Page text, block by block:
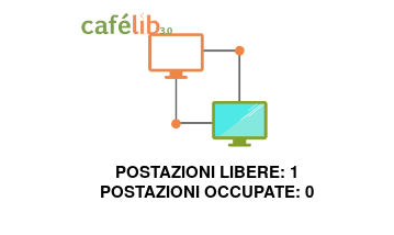
POSTAZIONI LIBERE: 1
POSTAZIONI OCCUPATE: 0